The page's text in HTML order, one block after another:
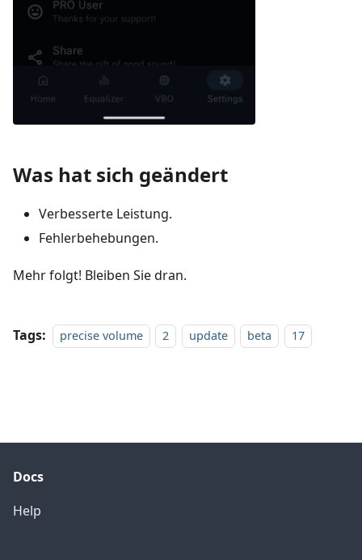
Was hat sich geändert
Verbesserte Leistung.
Fehlerbehebungen.
Mehr folgt! Bleiben Sie dran.
Tags: precise volume 2 update beta 17
Docs
Help